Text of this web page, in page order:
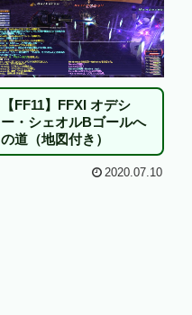
【FF11】FFXI オデシ
ー・シェオルBゴールへ
の道（地図付き）
2020.07.10